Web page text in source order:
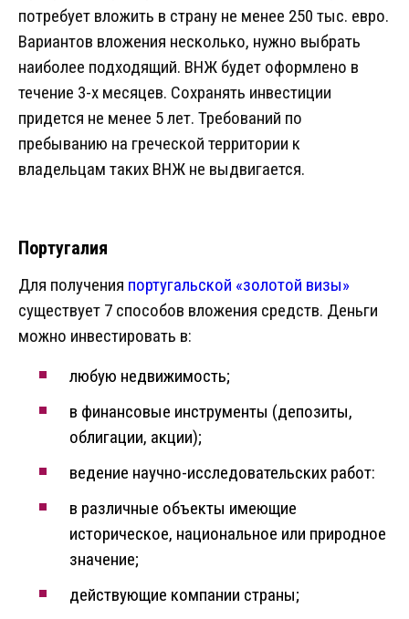
потребует вложить в страну не менее 250 тыс. евро.
Вариантов вложения несколько, нужно выбрать
наиболее подходящий. ВНЖ будет оформлено в
течение 3-х месяцев. Сохранять инвестиции
придется не менее 5 лет. Требований по
пребыванию на греческой территории к
владельцам таких ВНЖ не выдвигается.
Португалия
Для получения португальской «золотой визы»
существует 7 способов вложения средств. Деньги
можно инвестировать в:
любую недвижимость;
в финансовые инструменты (депозиты,
облигации, акции);
ведение научно-исследовательских работ:
в различные объекты имеющие
историческое, национальное или природное
значение;
действующие компании страны;